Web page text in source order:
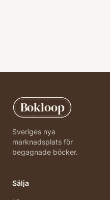
Bokloop
Sveriges nya
marknadsplats för
begagnade böcker.
Sälja